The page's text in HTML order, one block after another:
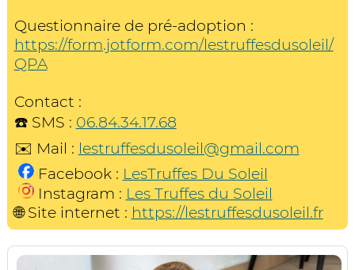
Questionnaire de pré-adoption :
https://form.jotform.com/lestruffesdusoleil/
QPA
Contact :
☎️ SMS : 06.84.34.17.68
✉️ Mail : lestruffesdusoleil@gmail.com
Facebook : LesTruffes Du Soleil
Instagram : Les Truffes du Soleil
🌐 Site internet : https://lestruffesdusoleil.fr